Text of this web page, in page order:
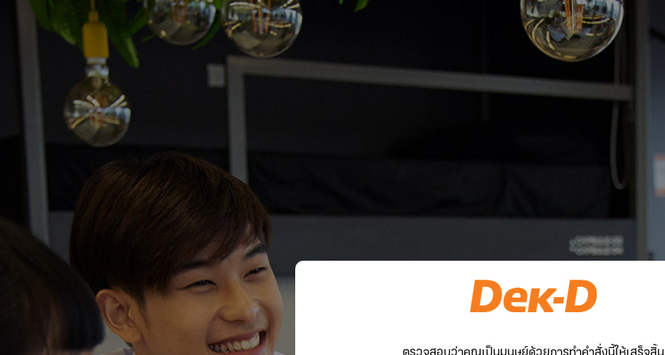
ตรวจสอบว่าคุณเป็นมนุษย์ด้วยการทำคำสั่งนี้ให้เสร็จสิ้น